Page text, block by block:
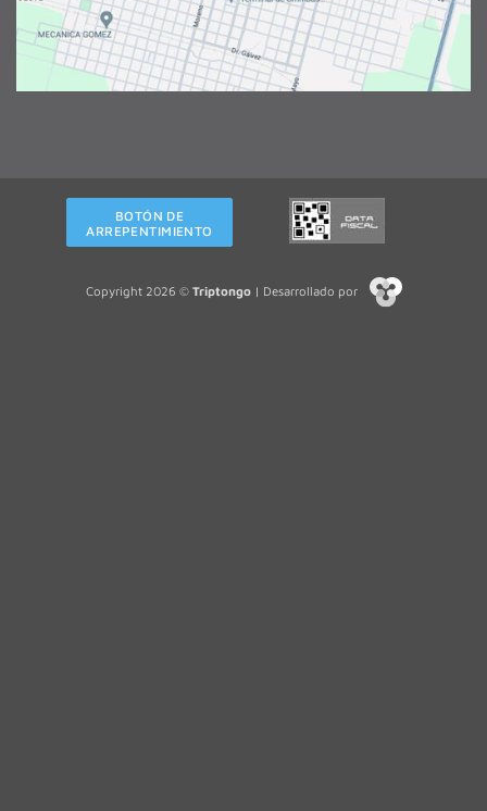
BOTÓN DE
ARREPENTIMIENTO
Copyright 2026 © Triptongo| Desarrollado por